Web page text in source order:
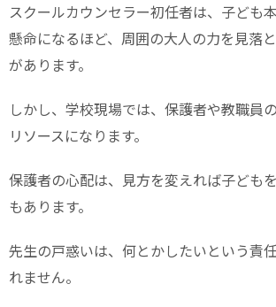
スクールカウンセラー初任者は、子ども
懸命になるほど、周囲の大人の力を見落
があります。
しかし、学校現場では、保護者や教職員
リソースになります。
保護者の心配は、見方を変えれば子ども
もあります。
先生の戸惑いは、何とかしたいという責
れません。